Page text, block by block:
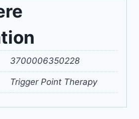
3700006350228
Trigger Point Therapy